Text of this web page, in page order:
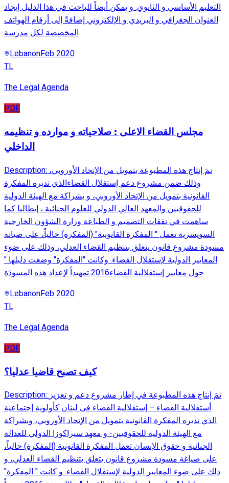
التعليم الأساسي و الثانوي. و يمكن أيضاً للباحث في هذا الدليل إيجاد
العنوان الجغرافي و البريدي و الإلكتروني إضافةً إلى أرقام الهواتف
المخصصة لكل مدرسة
LebanonFeb 2020
TL
The Legal Agenda
PDF
مجلس القضاء الاعلى : صلاحياته و موارده و تنظيمه
الداخلي
Description: تمَ إنتاج هذه المطبوعة بتمويل من الإتحاد الأوروبي،
وذلك ضمن مشروع دعم إستقلال القضاءالذي تديره المفكرة
القانونية بتمويل من الإتحاد الأوروبي، و بشراكة مع الهيئة الدولية
للحقوقيين والمعهد العالي الدولي للعلوم الجنائية ، إيطاليا كما
ساهمت في نفقات التصميم و الطباعة وزارة الشؤون الخارجية
السويسرية تعمل " المفكرة القانونية" (المفكرة) حالياً، على صيانة
مسودة مشروع قانون يتعلق بتنظيم القضاء العدلي، وذلك على ضوء
المعايير الدولية لإستقلال القضاء. وكانت "المفكرة" وضعت دليلها "
حول معايير إستقلالية القضاء2016 تمهيداً لإعداد هذه المسودَة
LebanonFeb 2020
TL
The Legal Agenda
PDF
كيف تصبح قاضيا عدليا؟
Description: تمَ إنتاج هذه المطبوعة في إطار مشروع دعم و تعزيز
أستقلالية القضاء – إستقلالية القضاء في لبنان كأولوية إجتماعية
الذي تديره المفكرة القانونية بتمويل من الإتحاد الأوروبي، وبشراكة
مع الهيئة الدولية للحقوقيين- و معهد سيراكوزا الدولي للعدالة
الجنائية و حقوق الإنسان تعمل المفكرة القانونية (المفكرة) حالياً،
على صياغة مسودة مشروع قانون يتعلق بتنظيم القضاء العدلي، و
ذلك على ضوء المعايير الدولية لإستقلال القضاء. و كانت " المفكرة"